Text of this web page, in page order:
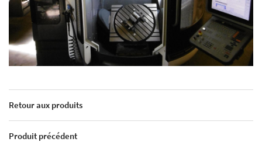
Retour aux produits
Produit précédent